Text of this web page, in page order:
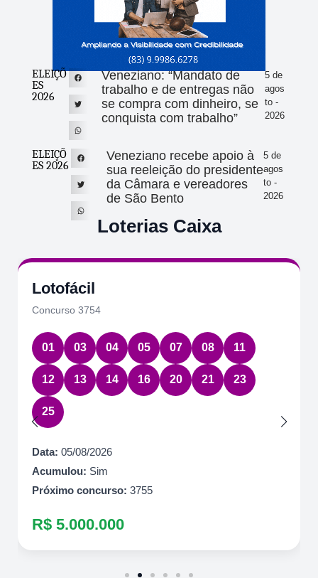
ELEIÇÕ
ES
2026
Veneziano: “Mandato de
trabalho e de entregas não
se compra com dinheiro, se
conquista com trabalho”
5 de
agos
to -
2026
ELEIÇÕ
ES 2026
Veneziano recebe apoio à
sua reeleição do presidente
da Câmara e vereadores
de São Bento
5 de
agos
to -
2026
Loterias Caixa
Lotofácil
Concurso 3754
01 03 04 05 07 08 11
12 13 14 16 20 21 23
25
Data: 05/08/2026
Acumulou: Sim
Próximo concurso: 3755
R$ 5.000.000